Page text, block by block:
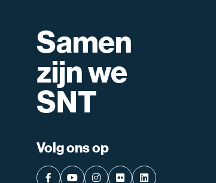
Samen
zijn we
SNT
Volg ons op